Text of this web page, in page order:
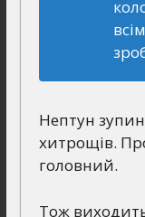
Нептун
хитрощів.
головний.
Тож